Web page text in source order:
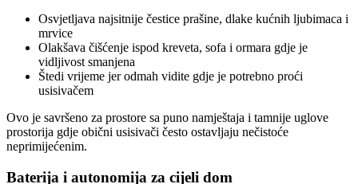
Osvjetljava najsitnije čestice prašine, dlake kućnih ljubimaca i
mrvice
Olakšava čišćenje ispod kreveta, sofa i ormara gdje je
vidljivost smanjena
Štedi vrijeme jer odmah vidite gdje je potrebno proći
usisivačem
Ovo je savršeno za prostore sa puno namještaja i tamnije uglove
prostorija gdje obični usisivači često ostavljaju nečistoće
neprimijećenim.
Baterija i autonomija za cijeli dom